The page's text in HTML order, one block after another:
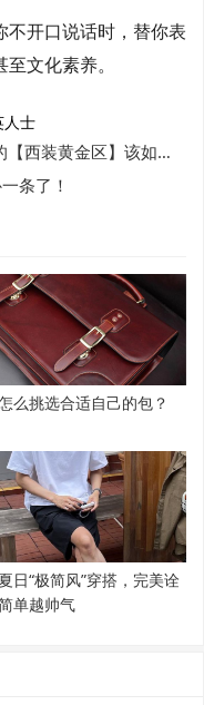
开口说话时，替你表
文化素养。
人士
黄金区】该如何风骚？
条了！
么挑选合适自己的包？
日“极简风”穿搭，完美诠
单越帅气